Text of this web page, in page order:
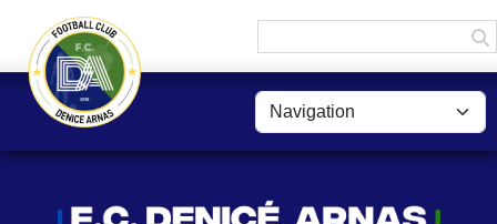
Panneau de gestion des cookies